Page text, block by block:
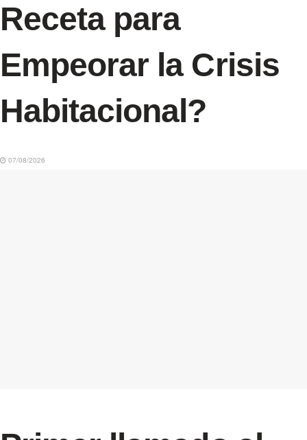
Receta para
Empeorar la Crisis
Habitacional?
07/08/2026